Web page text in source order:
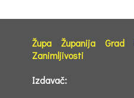
Župa Županija Grad
Zanimljivosti
Izdavač: